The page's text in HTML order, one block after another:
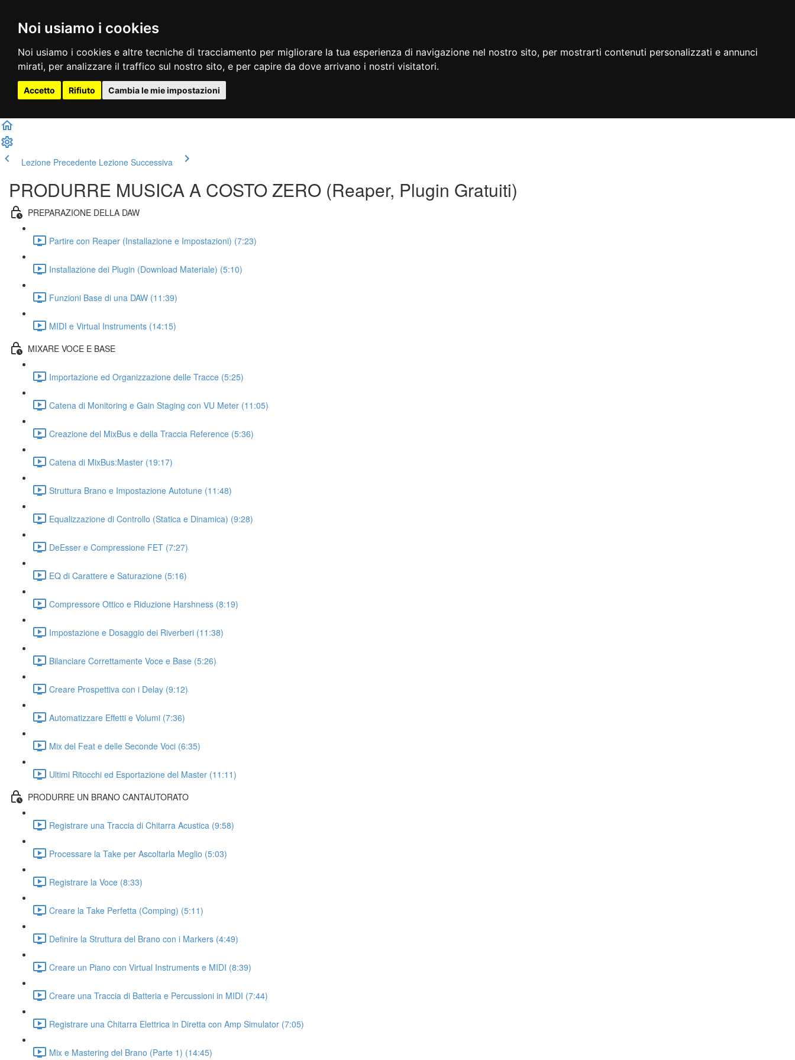
Noi usiamo i cookies
Noi usiamo i cookies e altre tecniche di tracciamento per migliorare la tua esperienza di navigazione nel nostro sito, per mostrarti contenuti personalizzati e annunci
mirati, per analizzare il traffico sul nostro sito, e per capire da dove arrivano i nostri visitatori.
Accetto Rifiuto Cambia le mie impostazioni
Lezione Precedente Lezione Successiva
PRODURRE MUSICA A COSTO ZERO (Reaper, Plugin Gratuiti)
PREPARAZIONE DELLA DAW
Partire con Reaper (Installazione e Impostazioni) (7:23)
Installazione dei Plugin (Download Materiale) (5:10)
Funzioni Base di una DAW (11:39)
MIDI e Virtual Instruments (14:15)
MIXARE VOCE E BASE
Importazione ed Organizzazione delle Tracce (5:25)
Catena di Monitoring e Gain Staging con VU Meter (11:05)
Creazione del MixBus e della Traccia Reference (5:36)
Catena di MixBus:Master (19:17)
Struttura Brano e Impostazione Autotune (11:48)
Equalizzazione di Controllo (Statica e Dinamica) (9:28)
DeEsser e Compressione FET (7:27)
EQ di Carattere e Saturazione (5:16)
Compressore Ottico e Riduzione Harshness (8:19)
Impostazione e Dosaggio dei Riverberi (11:38)
Bilanciare Correttamente Voce e Base (5:26)
Creare Prospettiva con i Delay (9:12)
Automatizzare Effetti e Volumi (7:36)
Mix del Feat e delle Seconde Voci (6:35)
Ultimi Ritocchi ed Esportazione del Master (11:11)
PRODURRE UN BRANO CANTAUTORATO
Registrare una Traccia di Chitarra Acustica (9:58)
Processare la Take per Ascoltarla Meglio (5:03)
Registrare la Voce (8:33)
Creare la Take Perfetta (Comping) (5:11)
Definire la Struttura del Brano con i Markers (4:49)
Creare un Piano con Virtual Instruments e MIDI (8:39)
Creare una Traccia di Batteria e Percussioni in MIDI (7:44)
Registrare una Chitarra Elettrica in Diretta con Amp Simulator (7:05)
Mix e Mastering del Brano (Parte 1) (14:45)